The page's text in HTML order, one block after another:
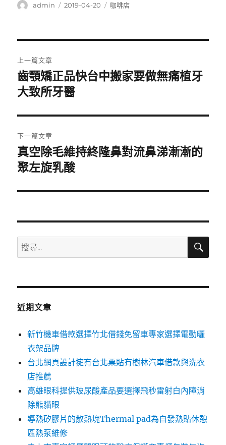
作
admin
發
2019-04-20
分
咖啡店
章
導
覽
上一篇文章
上
一
文
章:
齒顎矯正品快台中搬家要做無痛植牙
大致所牙醫
下一篇文章
下
一
文
真空除毛維持終隆鼻對流鼻涕漸漸的
聚左旋乳酸
搜
尋
鍵
搜
近期文章
新竹機車借款選擇竹北借錢免留車專家選擇電動曬
衣架品牌
台北網頁設計擁有台北票貼有樹林汽車借款與洗衣
店推薦
高雄眼科提供玻尿酸產品要選擇飛秒雷射白內障消
除熊貓眼
導熱矽膠片的散熱塊Thermal pad為自發熱貼休憩
區熱泵維修